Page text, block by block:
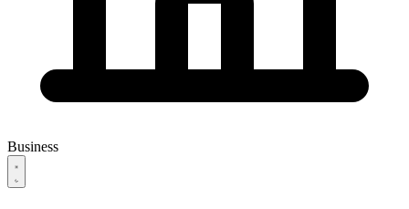
Business